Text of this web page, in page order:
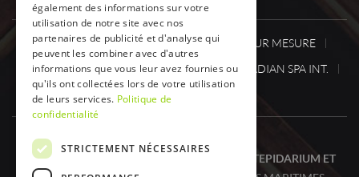
SPA ONE SPA
SAUNA / HAMMAM SUR MESURE
CABINESINFRAROUGE
ACTUS.
CANADIAN SPA INT.
DÉSTOCKAGE
SPA ONE, VOTRE SPÉCIALISTE SPA, SAUNA, TEPIDARIUM ET
également des informations sur votre
utilisation de notre site avec nos
partenaires de publicité et d'analyse qui
peuvent les combiner avec d'autres
informations que vous leur avez fournies ou
qu'ils ont collectées lors de votre utilisation
de leurs services. Politique de
confidentialité
STRICTEMENT NÉCESSAIRES